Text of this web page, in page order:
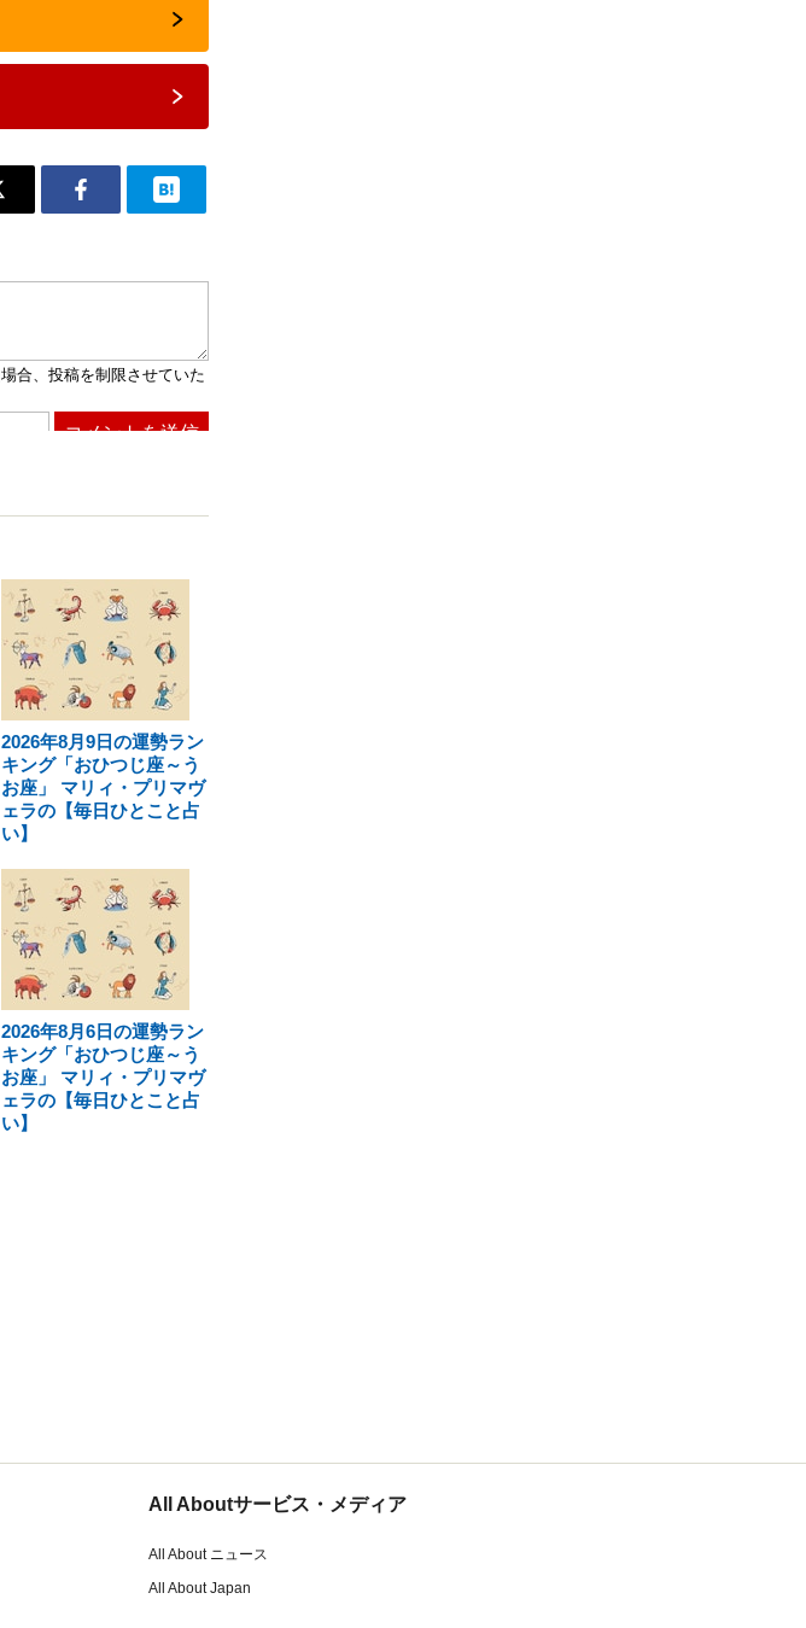
2026年8月9日の運勢ラン
キング「おひつじ座～う
お座」 マリィ・プリマヴ
ェラの【毎日ひとこと占
い】
2026年8月6日の運勢ラン
キング「おひつじ座～う
お座」 マリィ・プリマヴ
ェラの【毎日ひとこと占
い】
All Aboutサービス・メディア
All About ニュース
All About Japan